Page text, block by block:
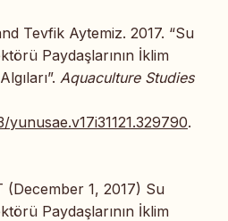
Tevfik Aytemiz. 2017. “Su
Paydaşlarının İklim
Aquaculture Studies
.
(December 1, 2017) Su
Paydaşlarının İklim